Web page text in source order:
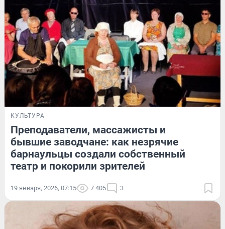
КУЛЬТУРА
Преподаватели, массажисты и
бывшие заводчане: как незрячие
барнаульцы создали собственный
театр и покорили зрителей
19 января, 2026, 07:15 7 405 3